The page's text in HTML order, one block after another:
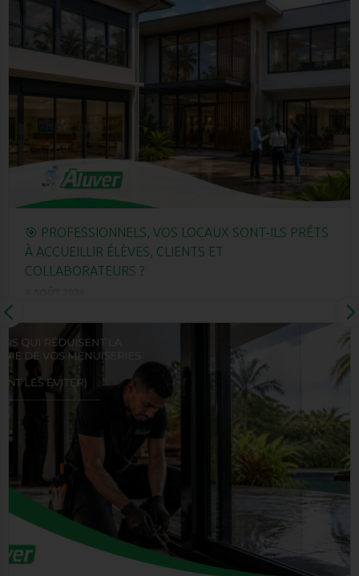
🎯 PROFESSIONNELS, VOS LOCAUX SONT-ILS PRÊTS
À ACCUEILLIR ÉLÈVES, CLIENTS ET
COLLABORATEURS ?